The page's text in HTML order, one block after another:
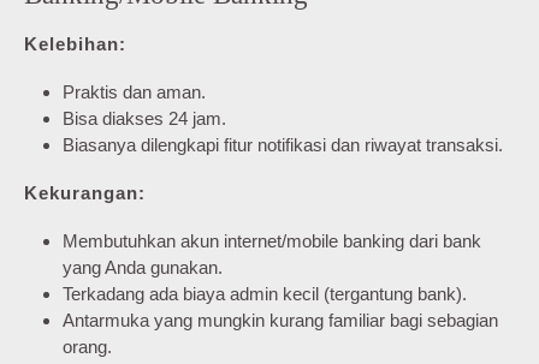
Kelebihan:
Praktis dan aman.
Bisa diakses 24 jam.
Biasanya dilengkapi fitur notifikasi dan riwayat transaksi.
Kekurangan:
Membutuhkan akun internet/mobile banking dari bank
yang Anda gunakan.
Terkadang ada biaya admin kecil (tergantung bank).
Antarmuka yang mungkin kurang familiar bagi sebagian
orang.